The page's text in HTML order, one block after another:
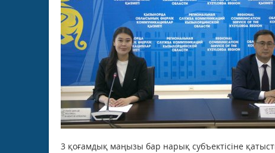
3 қоғамдық маңызы бар нарық субъектісіне